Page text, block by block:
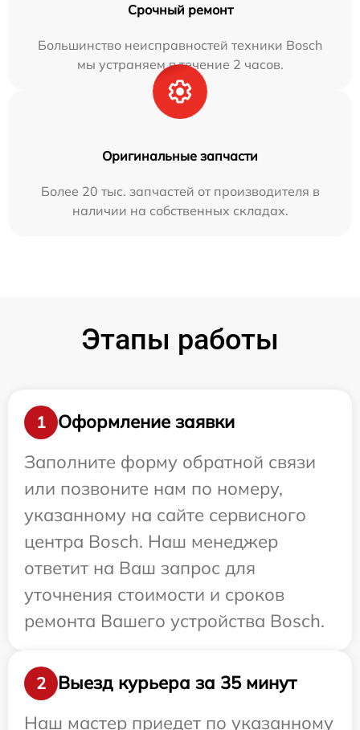
Срочный ремонт
Большинство неисправностей техники Bosch
мы устраняем в течение 2 часов.
Оригинальные запчасти
Более 20 тыс. запчастей от производителя в
наличии на собственных складах.
Этапы работы
1
Оформление заявки
Заполните форму обратной связи
или позвоните нам по номеру,
указанному на сайте сервисного
центра Bosch. Наш менеджер
ответит на Ваш запрос для
уточнения стоимости и сроков
ремонта Вашего устройства Bosch.
2
Выезд курьера за 35 минут
Наш мастер приедет по указанному